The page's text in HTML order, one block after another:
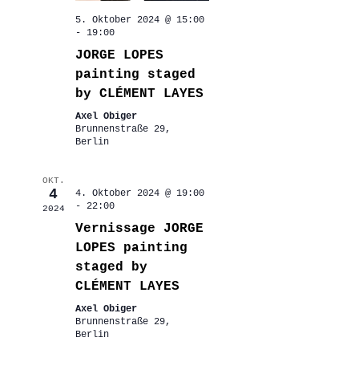
5. Oktober 2024 @ 15:00
- 19:00
JORGE LOPES
painting staged
by CLÉMENT LAYES
Axel Obiger
Brunnenstraße 29,
Berlin
OKT.
4
2024
4. Oktober 2024 @ 19:00
- 22:00
Vernissage JORGE
LOPES painting
staged by
CLÉMENT LAYES
Axel Obiger
Brunnenstraße 29,
Berlin